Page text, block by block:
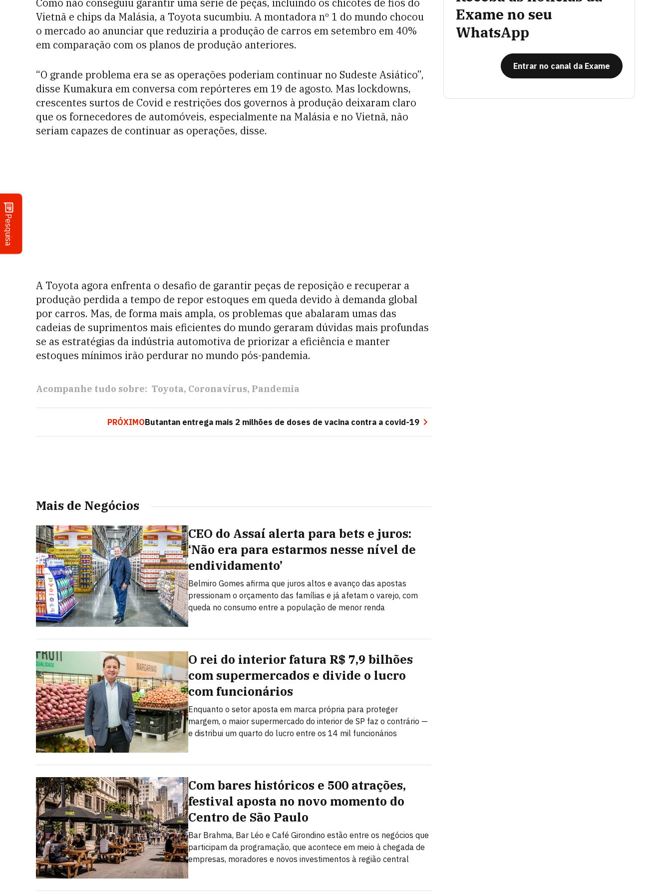
Pesquisa
Como não conseguiu garantir uma série de peças, incluindo os chicotes de fios do
Vietnã e chips da Malásia, a Toyota sucumbiu. A montadora nº 1 do mundo chocou
o mercado ao anunciar que reduziria a produção de carros em setembro em 40%
em comparação com os planos de produção anteriores.
“O grande problema era se as operações poderiam continuar no Sudeste Asiático”,
disse Kumakura em conversa com repórteres em 19 de agosto. Mas lockdowns,
crescentes surtos de Covid e restrições dos governos à produção deixaram claro
que os fornecedores de automóveis, especialmente na Malásia e no Vietnã, não
seriam capazes de continuar as operações, disse.
A Toyota agora enfrenta o desafio de garantir peças de reposição e recuperar a
produção perdida a tempo de repor estoques em queda devido à demanda global
por carros. Mas, de forma mais ampla, os problemas que abalaram umas das
cadeias de suprimentos mais eficientes do mundo geraram dúvidas mais profundas
se as estratégias da indústria automotiva de priorizar a eficiência e manter
estoques mínimos irão perdurar no mundo pós-pandemia.
Acompanhe tudo sobre: Toyota Coronavírus Pandemia
PRÓXIMOButantan entrega mais 2 milhões de doses de vacina contra a covid-19
Mais de Negócios
CEO do Assaí alerta para bets e juros:
‘Não era para estarmos nesse nível de
endividamento’
Belmiro Gomes afirma que juros altos e avanço das apostas
pressionam o orçamento das famílias e já afetam o varejo, com
queda no consumo entre a população de menor renda
O rei do interior fatura R$ 7,9 bilhões
com supermercados e divide o lucro
com funcionários
Enquanto o setor aposta em marca própria para proteger
margem, o maior supermercado do interior de SP faz o contrário —
e distribui um quarto do lucro entre os 14 mil funcionários
Com bares históricos e 500 atrações,
festival aposta no novo momento do
Centro de São Paulo
Bar Brahma, Bar Léo e Café Girondino estão entre os negócios que
participam da programação, que acontece em meio à chegada de
empresas, moradores e novos investimentos à região central
Exame no seu
WhatsApp
Entrar no canal da Exame